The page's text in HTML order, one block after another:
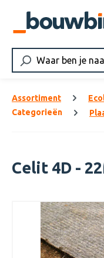
Ga naar de hoofdinhoud
Assortiment
Categorieën
Celit 4D -
Afbeeldingengalerij